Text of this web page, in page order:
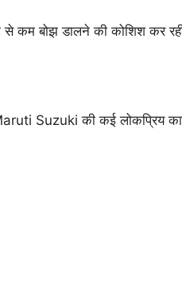
से कम बोझ डालने की कोशिश कर
Suzuki की कई लोकप्रिय